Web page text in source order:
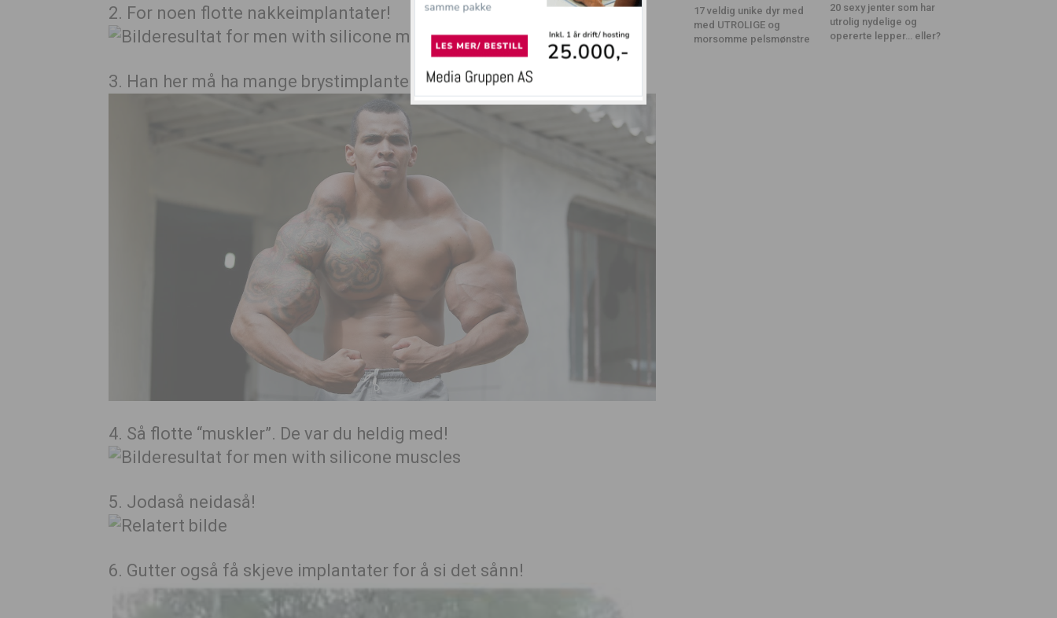
2. For noen flotte nakkeimplantater!
3. Han her må ha mange brystimplanter rundt omkring?
4. Så flotte “muskler”. De var du heldig med!
5. Jodaså neidaså!
6. Gutter også få skjeve implantater for å si det sånn!
17 veldig unike dyr med
med UTROLIGE og
morsomme pelsmønstre
20 sexy jenter som har
utrolig nydelige og
opererte lepper… eller?